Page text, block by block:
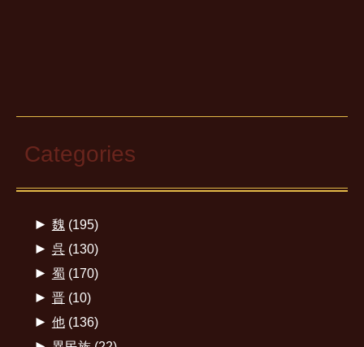
Categories
► 魏 (195)
► 呉(130)
► 蜀 (170)
► 晋(10)
► 他(136)